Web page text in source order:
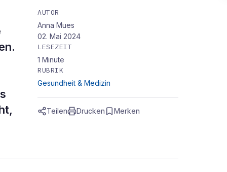
AUTOR
Anna Mues
02. Mai 2024
LESEZEIT
1 Minute
RUBRIK
Gesundheit & Medizin
Teilen Drucken Merken